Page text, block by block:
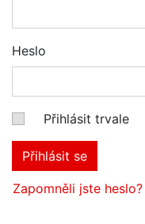
Heslo
Přihlásit trvale
Přihlásit se
Zapomněli jste heslo?